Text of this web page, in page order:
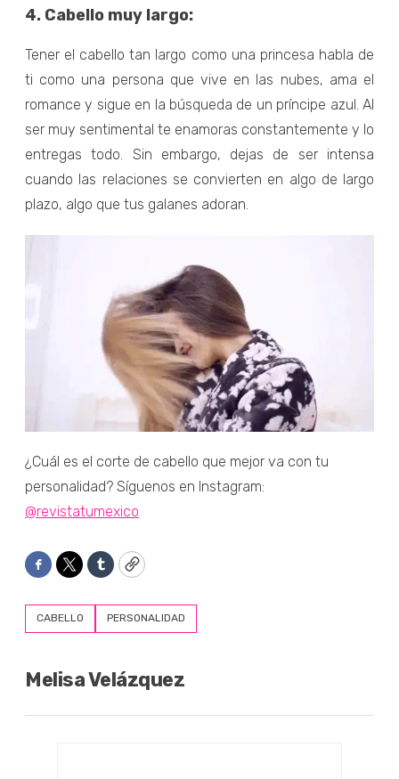
4. Cabello muy largo:
Tener el cabello tan largo como una princesa habla de
ti como una persona que vive en las nubes, ama el
romance y sigue en la búsqueda de un príncipe azul. Al
ser muy sentimental te enamoras constantemente y lo
entregas todo. Sin embargo, dejas de ser intensa
cuando las relaciones se convierten en algo de largo
plazo, algo que tus galanes adoran.
¿Cuál es el corte de cabello que mejor va con tu
personalidad? Síguenos en Instagram:
@revistatumexico
Facebook
TwitterTumblrCopy
CABELLO PERSONALIDAD
Melisa Velázquez